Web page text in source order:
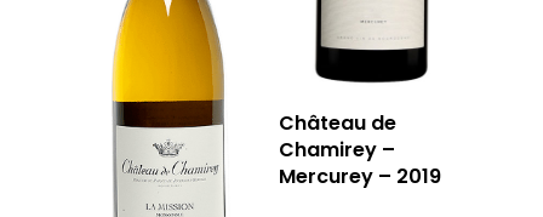
Château de
Chamirey –
Mercurey – 2019